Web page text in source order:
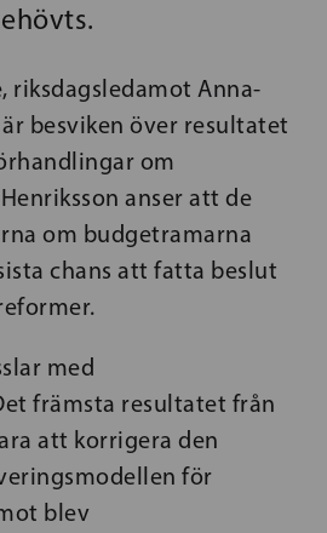
riksdagsledamot Anna-
besviken över resultatet
om
anser att de
om budgetramarna
chans att fatta beslut
med
främsta resultatet från
att korrigera den
för
blev